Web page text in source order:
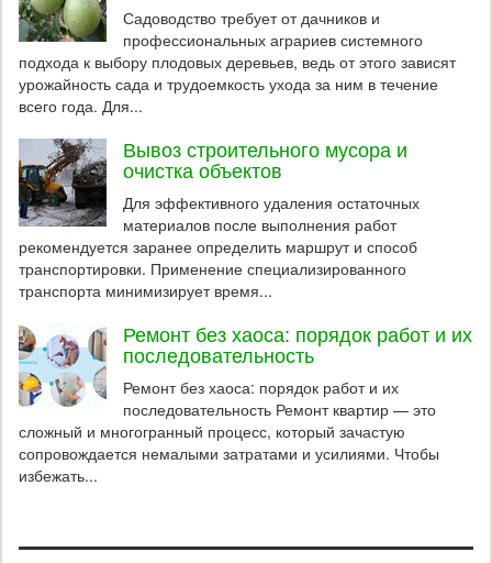
Садоводство требует от дачников и
профессиональных аграриев системного
подхода к выбору плодовых деревьев, ведь от этого зависят
урожайность сада и трудоемкость ухода за ним в течение
всего года. Для...
Вывоз строительного мусора и
очистка объектов
Для эффективного удаления остаточных
материалов после выполнения работ
рекомендуется заранее определить маршрут и способ
транспортировки. Применение специализированного
транспорта минимизирует время...
Ремонт без хаоса: порядок работ и их
последовательность
Ремонт без хаоса: порядок работ и их
последовательность Ремонт квартир — это
сложный и многогранный процесс, который зачастую
сопровождается немалыми затратами и усилиями. Чтобы
избежать...